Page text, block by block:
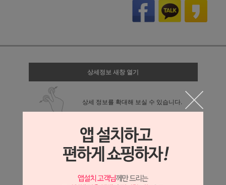
상세정보 새창 열기
상세 정보를 확대해 보실 수 있습니다.